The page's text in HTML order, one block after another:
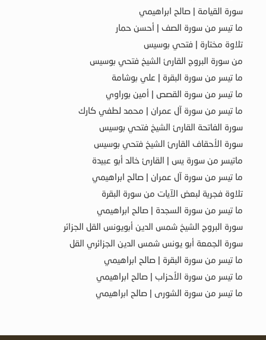
سورة القيامة | صالح ابراهيمي
ما تيسر من سورة الصف | أحسن حمار
تلاوة مختارة | فتحي بوسيس
من سورة البروج القارئ الشيخ فتحي بوسيس
ما تيسر من سورة البقرة | علي بوشامة
ما تيسر من سورة القصص | أمين بوراوي
ما تيسر من سورة آل عمران | محمد لطفي كارك
سورة الفاتحة القارئ الشيخ فتحي بوسيس
سورة الأحقاف القارئ الشيخ فتحي بوسيس
ماتيسر من سورة يس | القارئ خالد أبو عبيدة
ما تيسر من سورة آل عمران | صالح ابراهيمي
تلاوة فجرية لبعض الآيات من سورة البقرة
ما تيسر من سورة السجدة | صالح ابراهيمي
سورة البروج الشيخ شمس الدين أبويونس القل الجزائر
سورة الجمعة أبو يونس شمس الدين الجزائري القل
ما تيسر من سورة البقرة | صالح ابراهيمي
ما تيسر من سورة الأحزاب | صالح ابراهيمي
ما تيسر من سورة الشورى | صالح ابراهيمي